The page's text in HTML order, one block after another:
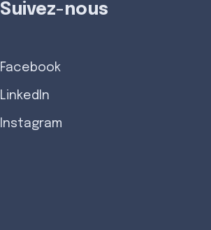
Suivez-nous
Facebook
LinkedIn
Instagram